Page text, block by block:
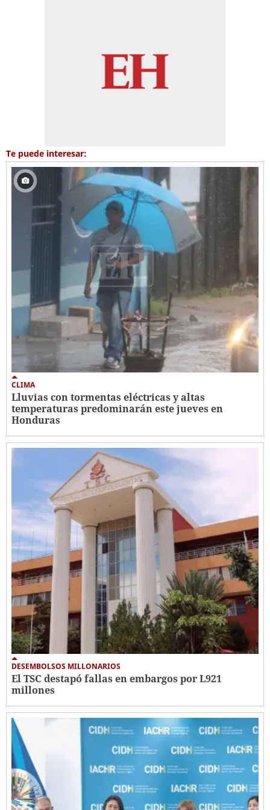
Te puede interesar:
CLIMA
Lluvias con tormentas eléctricas y altas
temperaturas predominarán este jueves en
Honduras
DESEMBOLSOS MILLONARIOS
El TSC destapó fallas en embargos por L921
millones